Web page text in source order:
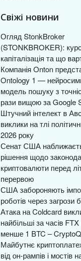
Свіжі новини
Огляд StonkBroker
(STONKBROKER):
капіталізація та що
Компанія Onton
Ontology 1 —
модель пошуку з
рази вищою за Google
Штучний інтелект в
виклики на тлі
2026 року
Сенат США
рішення щодо
криптовалюти перед
перервою
США забороняють
роботів через загрози
Атака на Coldcard
найбільші за часів
менше 1 BTC –
Майбутнє
від он-рампів і мостів